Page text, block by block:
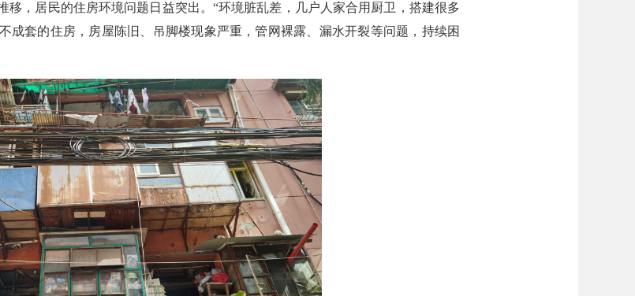
移，居民的住房环境问题日益突出。“环境脏乱差，几户人家合用厨卫，搭建很多
成套的住房，房屋陈旧、吊脚楼现象严重，管网裸露、漏水开裂等问题，持续困